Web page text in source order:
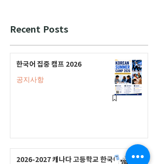
Recent Posts
한국어 집중 캠프 2026
공지사항
2026-2027 캐나다 고등학교 한국어